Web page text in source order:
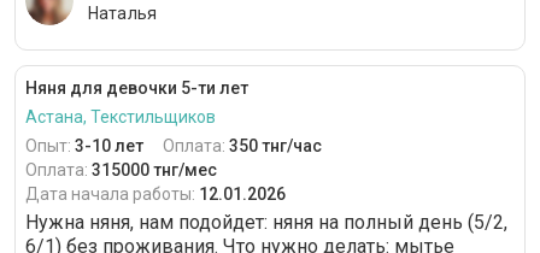
Наталья
Няня для девочки 5-ти лет
Астана, Текстильщиков
Опыт: 3-10 лет Оплата: 350 тнг/час
Оплата: 315000 тнг/мес
Дата начала работы: 12.01.2026
Нужна няня, нам подойдет: няня на полный день (5/2,
6/1) без проживания. Что нужно делать: мытье